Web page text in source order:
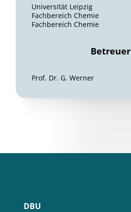
Universität Leipzig
Fachbereich Chemie
Fachbereich Chemie
Betreuer
Prof. Dr. G. Werner
DBU